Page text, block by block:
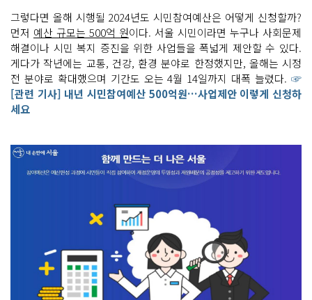
그렇다면 올해 시행될 2024년도 시민참여예산은 어떻게 신청할까?
먼저 예산 규모는 500억 원이다. 서울 시민이라면 누구나 사회문제
해결이나 시민 복지 증진을 위한 사업들을 폭넓게 제안할 수 있다.
게다가 작년에는 교통, 건강, 환경 분야로 한정했지만, 올해는 시정
전 분야로 확대했으며 기간도 오는 4월 14일까지 대폭 늘렸다. ☞
[관련 기사] 내년 시민참여예산 500억원…사업제안 이렇게 신청하
세요